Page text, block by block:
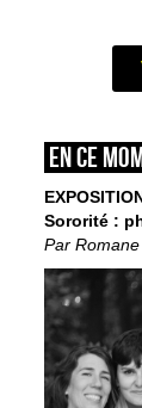
En ce
Sororité :
Par